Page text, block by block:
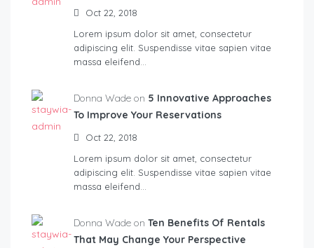
Oct 22, 2018
Lorem ipsum dolor sit amet, consectetur
adipiscing elit. Suspendisse vitae sapien vitae
massa eleifend…
Donna Wade on 5 Innovative Approaches
To Improve Your Reservations
Oct 22, 2018
Lorem ipsum dolor sit amet, consectetur
adipiscing elit. Suspendisse vitae sapien vitae
massa eleifend…
Donna Wade on Ten Benefits Of Rentals
That May Change Your Perspective